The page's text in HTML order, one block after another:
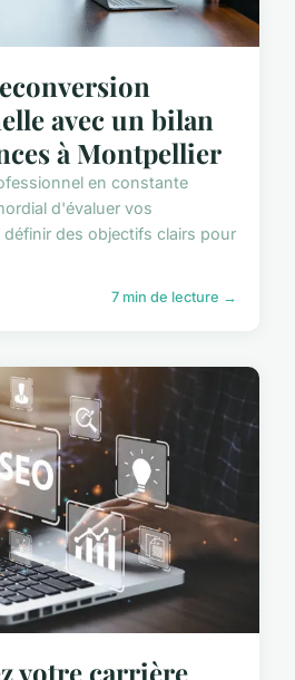
avec un bilan
à Montpellier
en constante
d'évaluer vos
des objectifs clairs pour
7 min de lecture →
votre carrière